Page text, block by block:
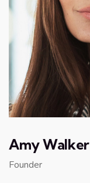
Amy Walker
Founder